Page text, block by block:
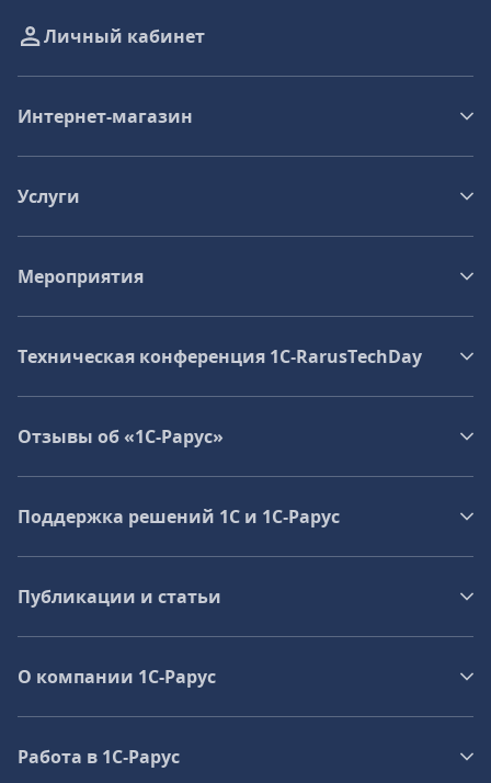
Личный кабинет
Интернет-магазин
Услуги
Мероприятия
Техническая конференция 1C‑RarusTechDay
Отзывы об «1С-Рарус»
Поддержка решений 1С и 1С‑Рарус
Публикации и статьи
О компании 1C-Рарус
Работа в 1С‑Рарус